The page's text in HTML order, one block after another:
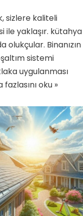
sizlere kaliteli
ile yaklaşır. kütahya
olukçular. Binanızın
sistemi
uygulanması
fazlasını oku »